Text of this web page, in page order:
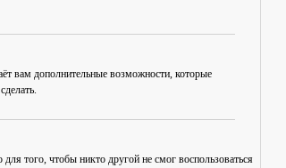
вам дополнительные возможности, которые
того, чтобы никто другой не смог воспользоваться